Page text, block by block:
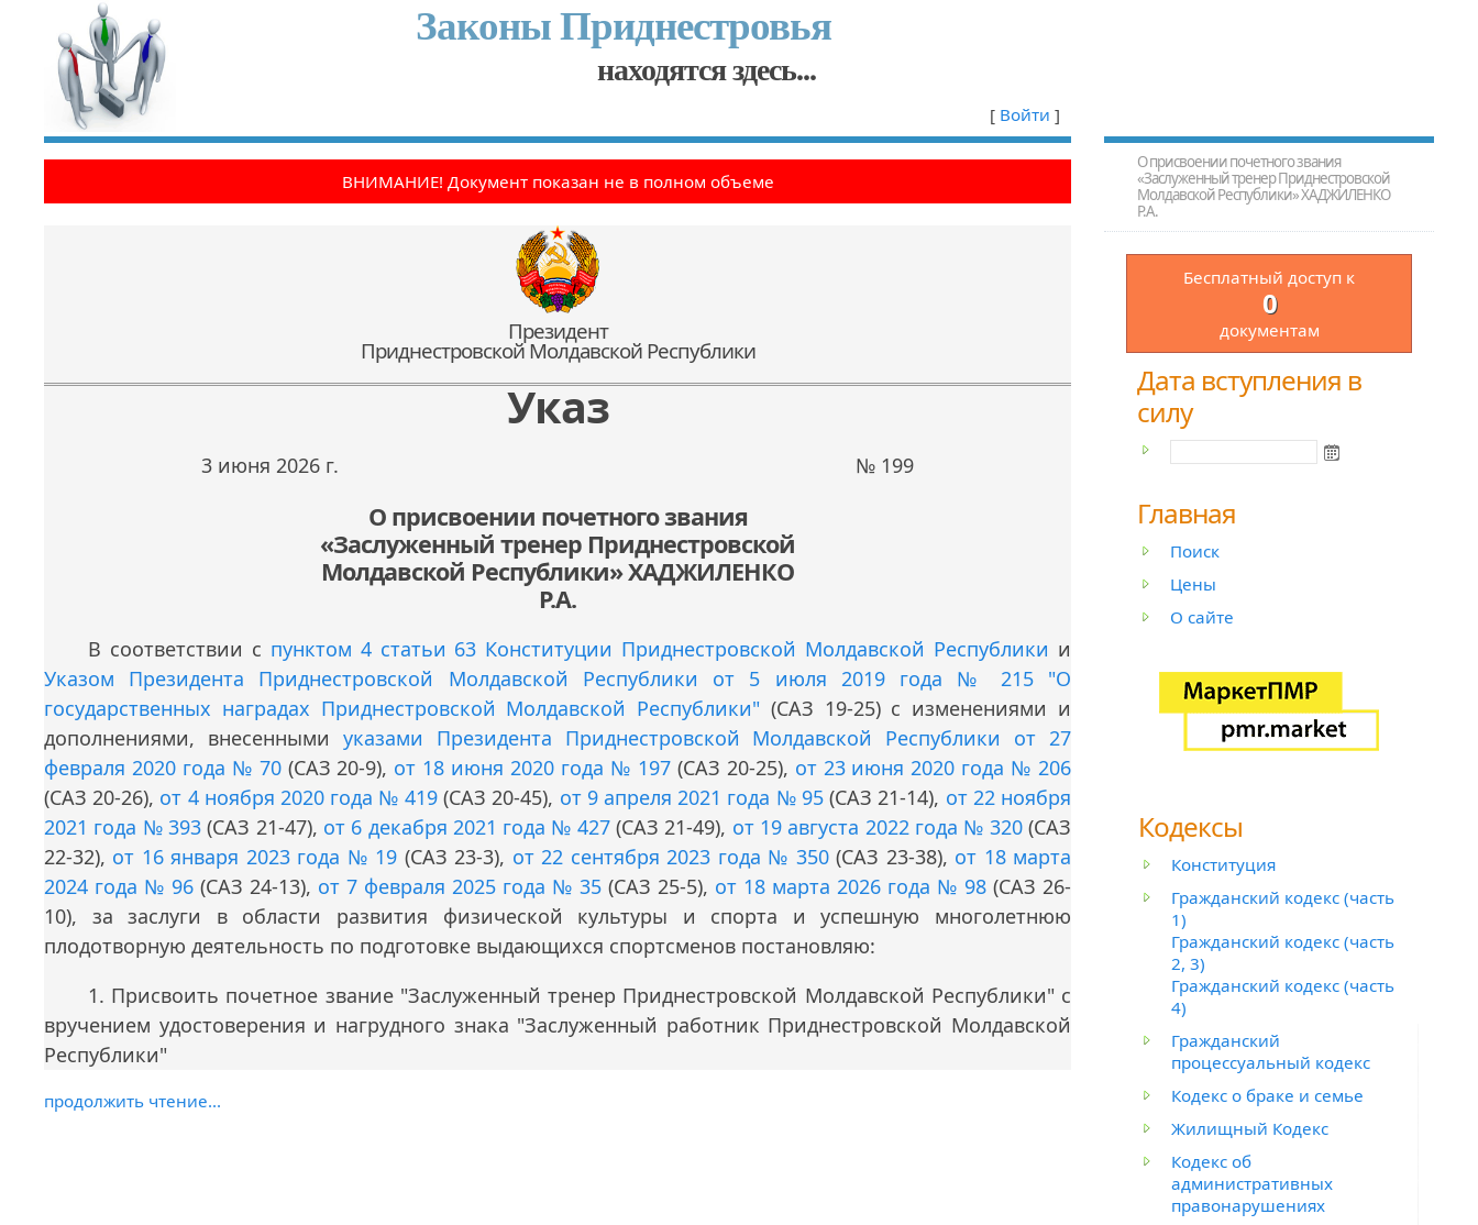
Законы Приднестровья
находятся здесь...
[ Войти ]
О присвоении почетного звания
«Заслуженный тренер Приднестровской
Молдавской Республики» ХАДЖИЛЕНКО
Р.А.
Бесплатный доступ к
0
документам
Дата вступления в
силу
Главная
Поиск
Цены
О сайте
Кодексы
Конституция
Гражданский кодекс (часть
1)
Гражданский кодекс (часть
2, 3)
Гражданский кодекс (часть
4)
Гражданский
процессуальный кодекс
Кодекс о браке и семье
Жилищный Кодекс
Кодекс об
административных
правонарушениях
ВНИМАНИЕ! Документ показан не в полном объеме
Президент
Приднестровской Молдавской Республики
Указ
3 июня 2026 г. № 199
О присвоении почетного звания
«Заслуженный тренер Приднестровской
Молдавской Республики» ХАДЖИЛЕНКО
Р.А.
В соответствии с пунктом 4 статьи 63 Конституции Приднестровской Молдавской Республики и
Указом Президента Приднестровской Молдавской Республики от 5 июля 2019 года № 215 "О
государственных наградах Приднестровской Молдавской Республики" (САЗ 19-25) с изменениями и
дополнениями, внесенными указами Президента Приднестровской Молдавской Республики от 27
февраля 2020 года № 70(САЗ 20-9), от 18 июня 2020 года № 197(САЗ 20-25), от 23 июня 2020 года № 206
(САЗ 20-26), от 4 ноября 2020 года № 419(САЗ 20-45), от 9 апреля 2021 года № 95(САЗ 21-14), от 22 ноября
2021 года № 393 (САЗ 21-47), от 6 декабря 2021 года № 427(САЗ 21-49), от 19 августа 2022 года № 320(САЗ
22-32), от 16 января 2023 года № 19 (САЗ 23-3), от 22 сентября 2023 года № 350(САЗ 23-38), от 18 марта
2024 года № 96 (САЗ 24-13), от 7 февраля 2025 года № 35 (САЗ 25-5), от 18 марта 2026 года № 98 (САЗ 26-
10), за заслуги в области развития физической культуры и спорта и успешную многолетнюю
плодотворную деятельность по подготовке выдающихся спортсменов постановляю:
1. Присвоить почетное звание "Заслуженный тренер Приднестровской Молдавской Республики" с
вручением удостоверения и нагрудного знака "Заслуженный работник Приднестровской Молдавской
Республики"
продолжить чтение...